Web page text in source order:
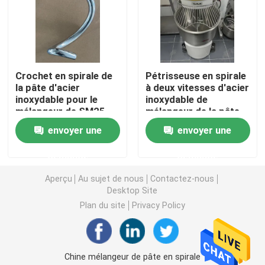
Retardateur Proofer de la pâte
Diviseuse de pâte plus ronde
Machine de mouleur de la pâte
Machine de Sheeter de la pâte
Mélangeur planétaire commercial
Congélateur droit commercial
Crochet en spirale de
la pâte d'acier
inoxydable pour le
mélangeur de SM25
SM2-25
envoyer une
Pétrisseuse en spirale
à deux vitesses d'acier
inoxydable de
mélangeur de la pâte
de spirale de 110
livres
envoyer une
Aperçu Au sujet de nous
Contactez-nous
Desktop Site
Plan du site
Privacy Policy
Chine mélangeur de pâte en spirale